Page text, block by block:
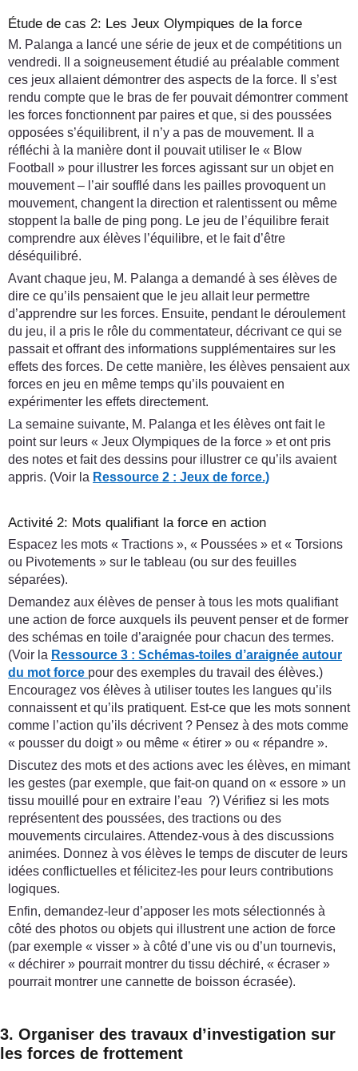
Étude de cas 2: Les Jeux Olympiques de la force
M. Palanga a lancé une série de jeux et de compétitions un
vendredi. Il a soigneusement étudié au préalable comment
ces jeux allaient démontrer des aspects de la force. Il s’est
rendu compte que le bras de fer pouvait démontrer comment
les forces fonctionnent par paires et que, si des poussées
opposées s’équilibrent, il n’y a pas de mouvement. Il a
réfléchi à la manière dont il pouvait utiliser le « Blow
Football » pour illustrer les forces agissant sur un objet en
mouvement – l’air soufflé dans les pailles provoquent un
mouvement, changent la direction et ralentissent ou même
stoppent la balle de ping pong. Le jeu de l’équilibre ferait
comprendre aux élèves l’équilibre, et le fait d’être
déséquilibré.
Avant chaque jeu, M. Palanga a demandé à ses élèves de
dire ce qu’ils pensaient que le jeu allait leur permettre
d’apprendre sur les forces. Ensuite, pendant le déroulement
du jeu, il a pris le rôle du commentateur, décrivant ce qui se
passait et offrant des informations supplémentaires sur les
effets des forces. De cette manière, les élèves pensaient aux
forces en jeu en même temps qu’ils pouvaient en
expérimenter les effets directement.
La semaine suivante, M. Palanga et les élèves ont fait le
point sur leurs « Jeux Olympiques de la force » et ont pris
des notes et fait des dessins pour illustrer ce qu’ils avaient
appris. (Voir la Ressource 2 : Jeux de force.)
Activité 2: Mots qualifiant la force en action
Espacez les mots « Tractions », « Poussées » et « Torsions
ou Pivotements » sur le tableau (ou sur des feuilles
séparées).
Demandez aux élèves de penser à tous les mots qualifiant
une action de force auxquels ils peuvent penser et de former
des schémas en toile d’araignée pour chacun des termes.
(Voir la Ressource 3 : Schémas-toiles d’araignée autour
du mot force pour des exemples du travail des élèves.)
Encouragez vos élèves à utiliser toutes les langues qu’ils
connaissent et qu’ils pratiquent. Est-ce que les mots sonnent
comme l’action qu’ils décrivent ? Pensez à des mots comme
« pousser du doigt » ou même « étirer » ou « répandre ».
Discutez des mots et des actions avec les élèves, en mimant
les gestes (par exemple, que fait-on quand on « essore » un
tissu mouillé pour en extraire l’eau ?) Vérifiez si les mots
représentent des poussées, des tractions ou des
mouvements circulaires. Attendez-vous à des discussions
animées. Donnez à vos élèves le temps de discuter de leurs
idées conflictuelles et félicitez-les pour leurs contributions
logiques.
Enfin, demandez-leur d’apposer les mots sélectionnés à
côté des photos ou objets qui illustrent une action de force
(par exemple « visser » à côté d’une vis ou d’un tournevis,
« déchirer » pourrait montrer du tissu déchiré, « écraser »
pourrait montrer une cannette de boisson écrasée).
3. Organiser des travaux d’investigation sur
les forces de frottement